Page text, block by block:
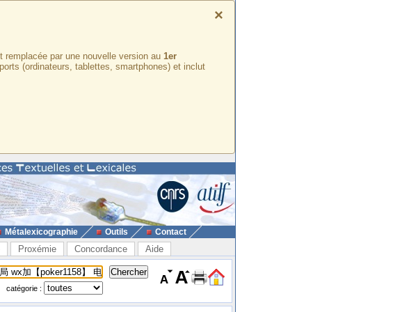
×
par une nouvelle version au 1er
(ordinateurs, tablettes, smartphones) et inclut
Métalexicographie Outils Contact
Proxémie Concordance Aide
catégorie :